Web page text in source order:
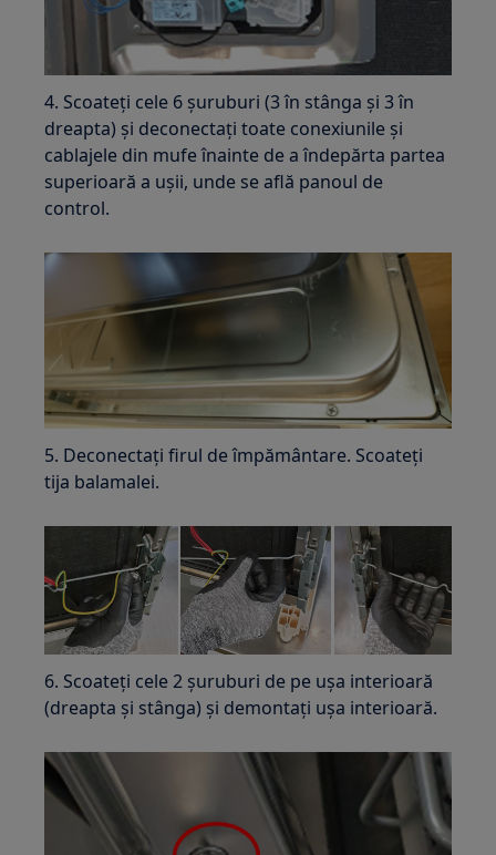
4. Scoateți cele 6 șuruburi (3 în stânga și 3 în
dreapta) și deconectați toate conexiunile și
cablajele din mufe înainte de a îndepărta partea
superioară a ușii, unde se află panoul de
control.
5. Deconectați firul de împământare. Scoateți
tija balamalei.
6. Scoateți cele 2 șuruburi de pe ușa interioară
(dreapta și stânga) și demontați ușa interioară.